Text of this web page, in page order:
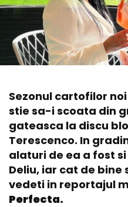
Sezonul cartofilor
stie sa-i scoata din
gateasca la discu
Terescenco. In
alaturi de ea a fost
Deliu, iar cat de
vedeti in reportajul
Perfecta.